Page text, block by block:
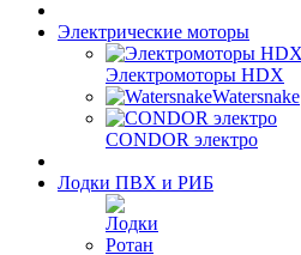
Электрические моторы
Электромоторы HDX
Watersnake
CONDOR электро
Лодки ПВХ и РИБ